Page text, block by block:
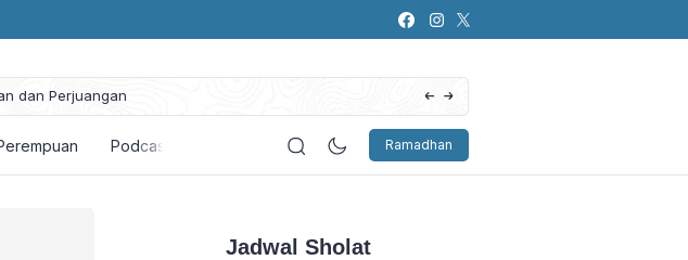
dan Perjuangan Artificial Intelligence (AI): Bagaimana
Ramadhan
Podcast
Jadwal Sholat